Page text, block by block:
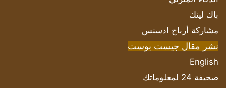
باك لينك
مشاركة أرباح ادسنس
نشر مقال جيست بوست
English
صحيفة 24 لمعلوماتك